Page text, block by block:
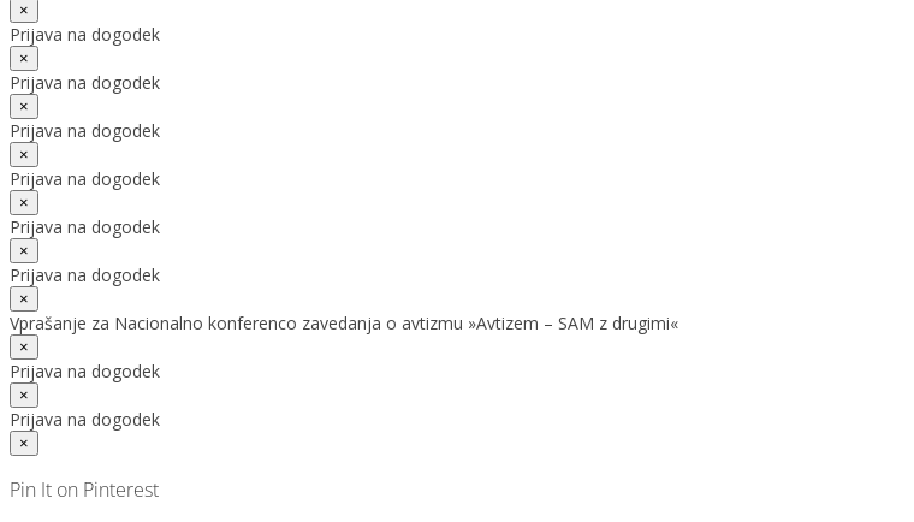
×
Prijava na dogodek
×
Prijava na dogodek
×
Prijava na dogodek
×
Prijava na dogodek
×
Prijava na dogodek
×
Prijava na dogodek
×
Vprašanje za Nacionalno konferenco zavedanja o avtizmu »Avtizem – SAM z drugimi«
×
Prijava na dogodek
×
Prijava na dogodek
×
Pin It on Pinterest